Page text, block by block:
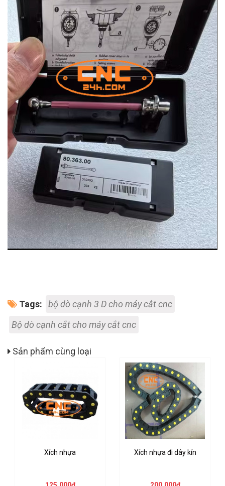
Tags:
bộ dò cạnh 3 D cho máy cắt cnc
Bộ dò cạnh cắt cho máy cắt cnc
Sản phẩm cùng loại
Xích nhựa Xích nhựa đi dây kín